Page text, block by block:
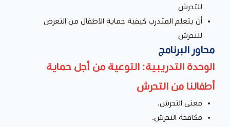
للتحرش
أن يتعلم المتدرب كيفية حماية الأطفال من التعرض
للتحرش
محاور البرنامج
الوحدة التدريبية: التوعية من أجل حماية
أطفالنا من التحرش
معنى التحرش.
مكافحة التحرش.